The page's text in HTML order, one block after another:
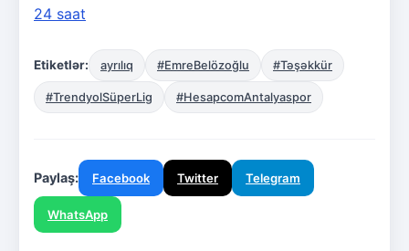
24 saat
Etiketlər: ayrılıq #EmreBelözoğlu #Təşəkkür
#TrendyolSüperLig #HesapcomAntalyaspor
Paylaş: Facebook Twitter Telegram
WhatsApp